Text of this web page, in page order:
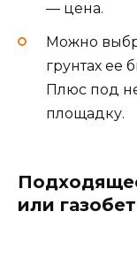
— цена.
Можно
грунтах ее
Плюс под
площадку.
или